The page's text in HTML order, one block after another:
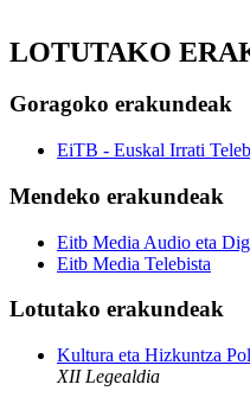
LOTUTAKO
Goragoko erakundeak
EiTB - Euskal Irrati
Mendeko erakundeak
Eitb Media Audio eta
Eitb Media Telebista
Lotutako erakundeak
Kultura eta Hizkuntza
XII Legealdia